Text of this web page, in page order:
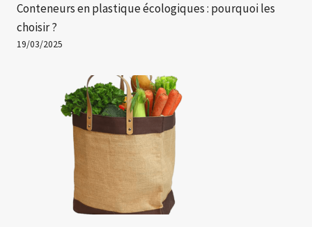
Conteneurs en plastique écologiques : pourquoi les
choisir ?
19/03/2025